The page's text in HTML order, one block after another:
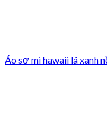
Áo sơ mi hawaii lá xanh